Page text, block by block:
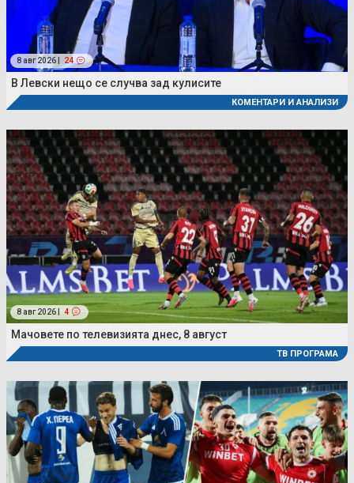
8 авг 2026 | 24
В Левски нещо се случва зад кулисите
КОМЕНТАРИ И АНАЛИЗИ
8 авг 2026 | 4
Мачовете по телевизията днес, 8 август
ТВ ПРОГРАМА